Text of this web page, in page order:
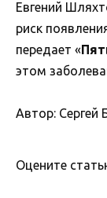
Евгений
риск
передает «
этом
Автор: Сергей
Оцените